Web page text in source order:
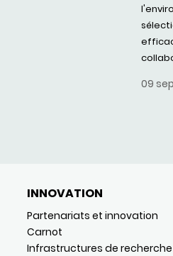
09
INNOVATION
Partenariats et innovation
Carnot
Infrastructures de recherche